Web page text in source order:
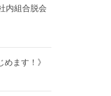
組合脱会
ます！》